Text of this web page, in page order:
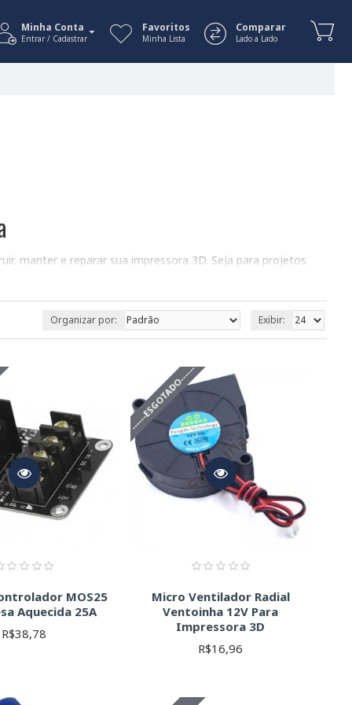
Minha Conta
Entrar / Cadastrar
Favoritos
Minha Lista
Comparar
Lado a Lado
manter e reparar sua impressora 3D. Seja para projetos
e outros aspectos da impressora. Verifique a
da mesa aquecida. Certifique-se de escolher o tipo correto
o tipo de conexão (pinos, conectores rápidos) e a
corrente ou sinal) e a blindagem.
Verifique o passo e a largura da correia.
Verifique a tensão e potência.
(0.2mm, 0.3mm, 0.4mm, 0.52mm) influenciam na
com seu hotend e motor.
para o bom funcionamento.
Organizar por: Exibir:
MOS25
Aquecida 25A
R$38,78
------ESGOTADO------
Micro Ventilador Radial
Ventoinha 12V Para
Impressora 3D
R$16,96